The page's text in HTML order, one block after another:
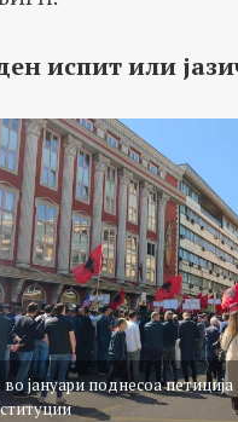
испит или
јануари поднесоа